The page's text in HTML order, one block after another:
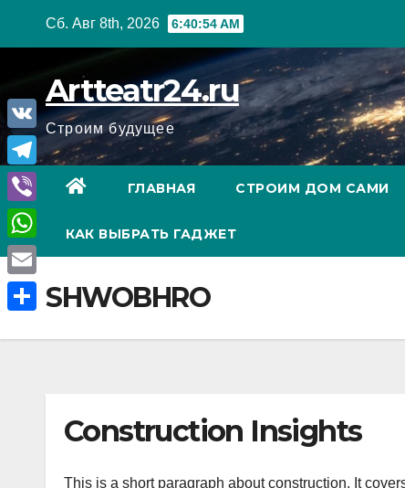
Сб. Авг 8th, 2026 6:40:55 AM
Artteatr24.ru
Строим будущее
ГЛАВНАЯ СТРОИМ ДОМ САМИ
КАК ВЫБРАТЬ ГАДЖЕТ
SHWOBHRO
Construction Insights
This is a short paragraph about construction. It
V
K
T
e
l
e
g
V
i
b
e
W
h
a
t
E